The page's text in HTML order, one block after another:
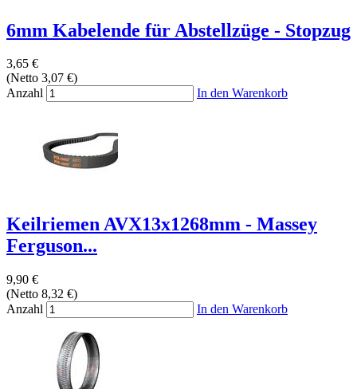
6mm Kabelende für Abstellzüge - Stopzug
3,65 €
(Netto 3,07 €)
Anzahl
In den Warenkorb
Keilriemen AVX13x1268mm - Massey
Ferguson...
9,90 €
(Netto 8,32 €)
Anzahl
In den Warenkorb